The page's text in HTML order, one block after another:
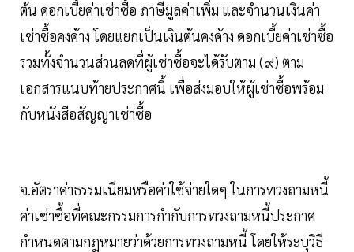
ต้น ดอกเบี้ยค่าเช่าซื้อ ภาษีมูลค่าเพิ่ม และจำนวนเงินค่า
เช่าซื้อคงค้าง โดยแยกเป็นเงินต้นคงค้าง ดอกเบี้ยค่าเช่าซื้อ
รวมทั้งจำนวนส่วนลดที่ผู้เช่าซื้อจะได้รับตาม (๙) ตาม
เอกสารแนบท้ายประกาศนี้ เพื่อส่งมอบให้ผู้เช่าซื้อพร้อม
กับหนังสือสัญญาเช่าซื้อ
จ.อัตราค่าธรรมเนียมหรือค่าใช้จ่ายใดๆ ในการทวงถามหนี้
ค่าเช่าซื้อที่คณะกรรมการกำกับการทวงถามหนี้ประกาศ
กำหนดตามกฎหมายว่าด้วยการทวงถามหนี้ โดยให้ระบุวิธี